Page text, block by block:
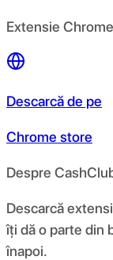
Extensie Chrome
Descarcă de pe
Chrome store
Despre
Descarcă
îți dă o parte din
înapoi.